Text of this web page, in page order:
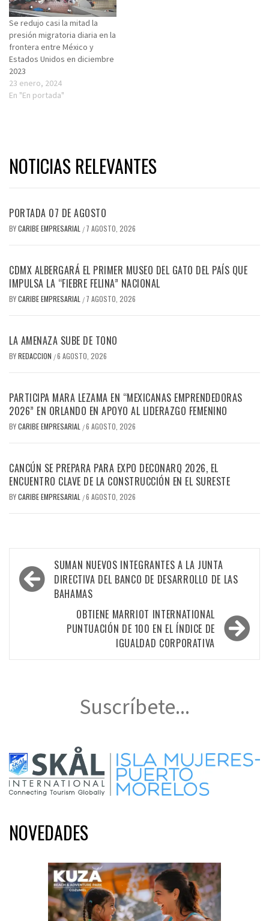
Se redujo casi la mitad la
presión migratoria diaria en la
frontera entre México y
Estados Unidos en diciembre
2023
23 enero, 2024
En "En portada"
NOTICIAS RELEVANTES
PORTADA 07 DE AGOSTO
BYCARIBE EMPRESARIAL / 7 AGOSTO, 2026
CDMX ALBERGARÁ EL PRIMER MUSEO DEL GATO DEL PAÍS QUE
IMPULSA LA “FIEBRE FELINA” NACIONAL
BYCARIBE EMPRESARIAL / 7 AGOSTO, 2026
LA AMENAZA SUBE DE TONO
BYREDACCION /6 AGOSTO, 2026
PARTICIPA MARA LEZAMA EN “MEXICANAS EMPRENDEDORAS
2026” EN ORLANDO EN APOYO AL LIDERAZGO FEMENINO
BYCARIBE EMPRESARIAL /6 AGOSTO, 2026
CANCÚN SE PREPARA PARA EXPO DECONARQ 2026, EL
ENCUENTRO CLAVE DE LA CONSTRUCCIÓN EN EL SURESTE
BYCARIBE EMPRESARIAL /6 AGOSTO, 2026
Navegación
de
entradas
SUMAN NUEVOS INTEGRANTES A LA JUNTA
DIRECTIVA DEL BANCO DE DESARROLLO DE LAS
BAHAMAS
OBTIENE MARRIOT INTERNATIONAL
PUNTUACIÓN DE 100 EN EL ÍNDICE DE
IGUALDAD CORPORATIVA
Suscríbete...
NOVEDADES